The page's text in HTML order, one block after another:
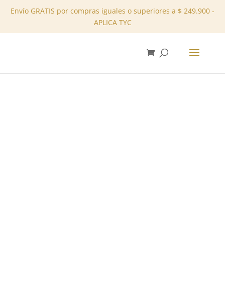
Envío GRATIS por compras iguales o superiores a $ 249.900 -
APLICA TYC
✕